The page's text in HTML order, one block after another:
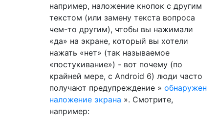
например, наложение кнопок с другим
текстом (или замену текста вопроса
чем-то другим), чтобы вы нажимали
«да» на экране, который вы хотели
нажать «нет» (так называемое
«постукивание») - вот почему (по
крайней мере, с Android 6) люди часто
получают предупреждение » обнаружен
наложение экрана ». Смотрите,
например: